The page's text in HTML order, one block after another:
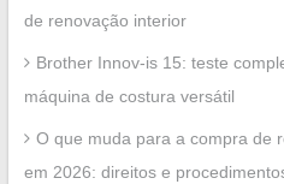
de renovação interior
Brother Innov-is 15: teste
máquina de costura versátil
O que muda para a compra de
em 2026: direitos e